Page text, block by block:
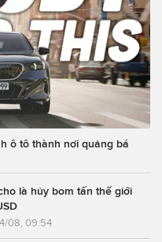
ô tô thành nơi quảng bá
là hủy bom tấn thế giới
08, 09:54